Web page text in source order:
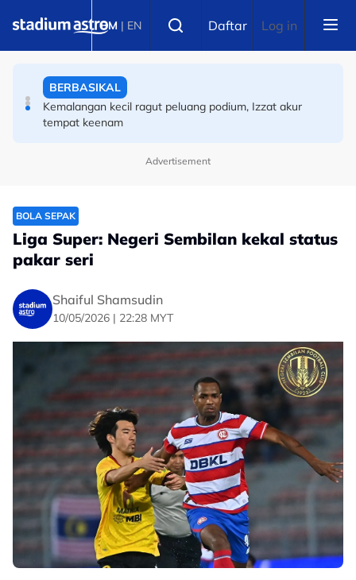
BM | EN Daftar Log in
Kemalangan kecil ragut peluang podium, Izzat akur
SUKAN ASIA
Sukan Asia 2026: Kembali tunggang kuda selepas 15
tahun, ibu empat anak kini taruhan ekuestrian Malaysia
Advertisement
BOLA SEPAK
Liga Super: Negeri Sembilan kekal status
pakar seri
Shaiful Shamsudin
10/05/2026 | 22:28 MYT